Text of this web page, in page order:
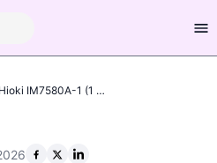
Đánh giá Máy phân tích trở kháng Hioki IM7580A-1 (1 ~ 300MHz)